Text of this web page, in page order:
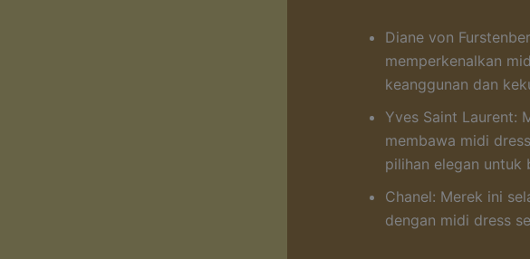
Diane von
memperkenalkan
keanggunan dan
Yves Saint Laurent:
membawa midi
pilihan elegan untuk
Chanel: Merek ini
dengan midi dress